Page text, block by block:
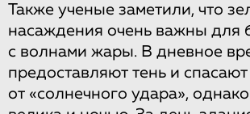
Также ученые заметили, что
насаждения очень важны для
с волнами жары. В дневное
предоставляют тень и
от «солнечного удара»,